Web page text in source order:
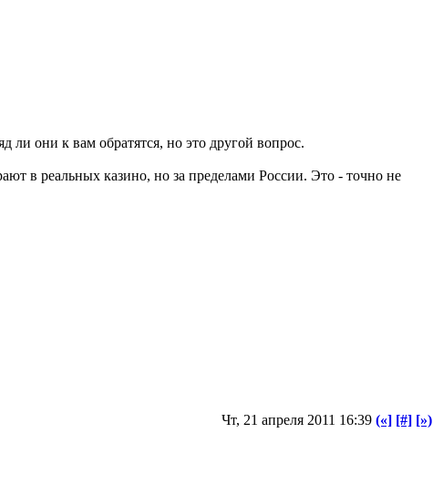
ли они к вам обратятся, но это другой вопрос.
в реальных казино, но за пределами России. Это - точно не
Чт, 21 апреля 2011 16:39 («] [#] [»)